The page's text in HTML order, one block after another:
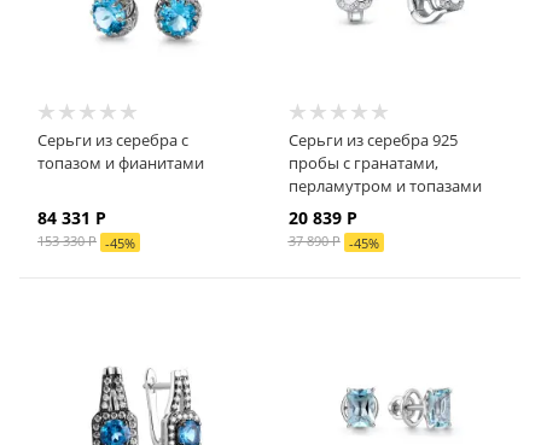
Серьги из серебра с
топазом и фианитами
84 331 Р
153 330Р -45%
Серьги из серебра 925
пробы с гранатами,
перламутром и топазами
20 839Р
37 890Р -45%